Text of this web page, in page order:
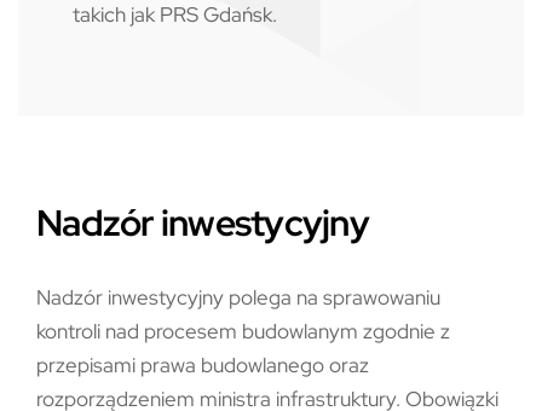
takich jak PRS Gdańsk.
Nadzór inwestycyjny
Nadzór inwestycyjny polega na sprawowaniu
kontroli nad procesem budowlanym zgodnie z
przepisami prawa budowlanego oraz
rozporządzeniem ministra infrastruktury. Obowiązki